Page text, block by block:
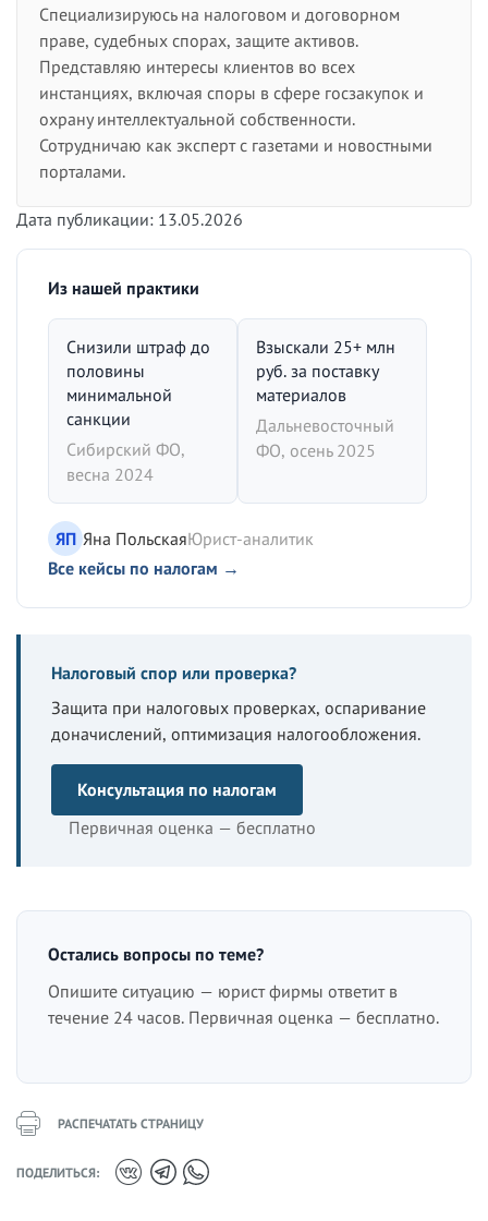
Специализируюсь на налоговом и договорном
праве, судебных спорах, защите активов.
Представляю интересы клиентов во всех
инстанциях, включая споры в сфере госзакупок и
охрану интеллектуальной собственности.
Сотрудничаю как эксперт с газетами и новостными
порталами.
Дата публикации: 13.05.2026
Из нашей практики
Снизили штраф до
половины
минимальной
санкции
Сибирский ФО,
весна 2024
Взыскали 25+ млн
руб. за поставку
материалов
Дальневосточный
ФО, осень 2025
ЯП Яна ПольскаяЮрист-аналитик
Все кейсы по налогам →
Налоговый спор или проверка?
Защита при налоговых проверках, оспаривание
доначислений, оптимизация налогообложения.
Консультация по налогам
Первичная оценка — бесплатно
Остались вопросы по теме?
Опишите ситуацию — юрист фирмы ответит в
течение 24 часов. Первичная оценка — бесплатно.
РАСПЕЧАТАТЬ СТРАНИЦУ
ПОДЕЛИТЬСЯ: